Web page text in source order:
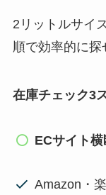
2リットルサイ
順で効率的に探
在庫チェック3
ECサイト
Amazon・